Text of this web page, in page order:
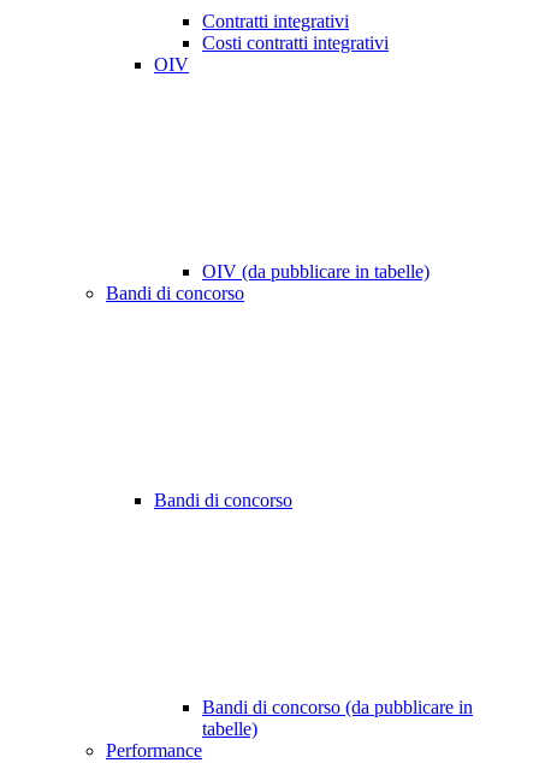
Contratti integrativi
Costi contratti integrativi
OIV
OIV (da pubblicare in tabelle)
Bandi di concorso
Bandi di concorso
Bandi di concorso (da pubblicare in
tabelle)
Performance